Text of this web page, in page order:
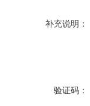
补充说明：
验证码：